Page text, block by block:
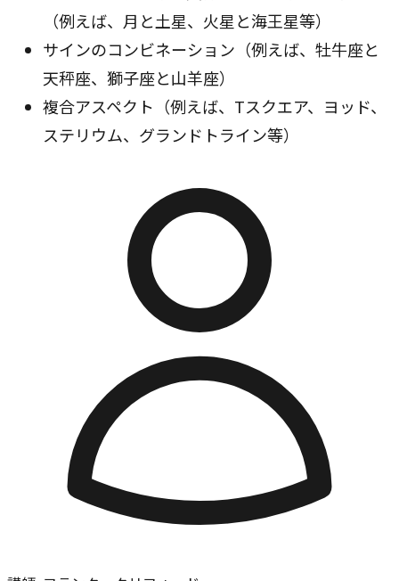
（例えば、月と土星、火星と海王星等）
サインのコンビネーション（例えば、牡牛座と
天秤座、獅子座と山羊座）
複合アスペクト（例えば、Tスクエア、ヨッド、
ステリウム、グランドトライン等）